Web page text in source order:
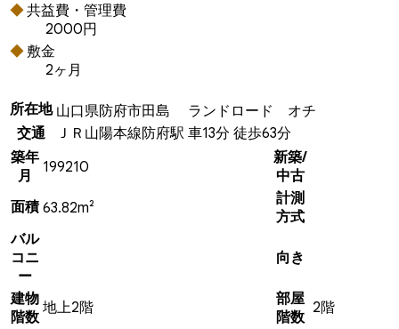
共益費・管理費
2000円
敷金
2ヶ月
所在地 山口県防府市田島 ランドロード オチ
交通
ＪＲ山陽本線防府駅 車13分 徒歩63分
築年
月
199210
新築/
中古
面積 63.82m²
計測
方式
バル
コニ
ー
向き
建物
階数
地上2階
部屋
階数
2階